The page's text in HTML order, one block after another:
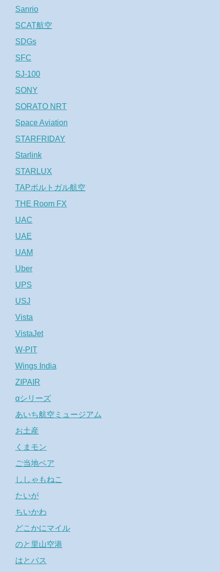
Sanrio
SCAT航空
SDGs
SFC
SJ-100
SONY
SORATO NRT
Space Aviation
STARFRIDAY
Starlink
STARLUX
TAPポルトガル航空
THE Room FX
UAC
UAE
UAM
Uber
UPS
USJ
Vista
VistaJet
W-PIT
Wings India
ZIPAIR
αシリーズ
あいち航空ミュージアム
お土産
くまモン
ご当地ベア
ししゃもねこ
たいが
ちいかわ
どこかにマイル
のと里山空港
はとバス